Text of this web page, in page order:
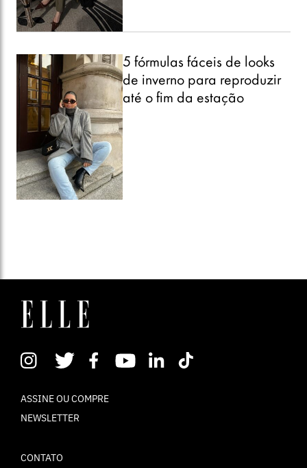
5 fórmulas fáceis de looks
de inverno para reproduzir
até o fim da estação
ASSINE OU COMPRE
NEWSLETTER
CONTATO